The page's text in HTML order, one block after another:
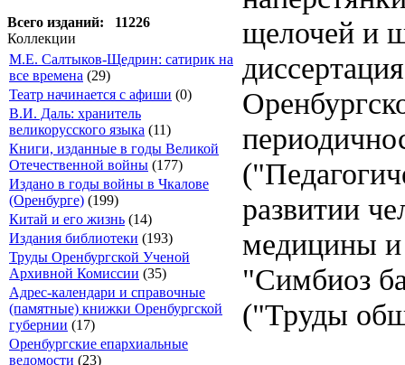
Всего изданий: 11226
Коллекции
М.Е. Салтыков-Щедрин: сатирик на
все времена (29)
Театр начинается с афиши (0)
В.И. Даль: хранитель
великорусского языка (11)
Книги, изданные в годы Великой
Отечественной войны (177)
Издано в годы войны в Чкалове
(Оренбурге) (199)
Китай и его жизнь (14)
Издания библиотеки (193)
Труды Оренбургской Ученой
Архивной Комиссии (35)
Адрес-календари и справочные
(памятные) книжки Оренбургской
губернии (17)
Оренбургские епархиальные
ведомости (23)
щелочей и
развитии
медицины и
"Симбиоз
("Труды